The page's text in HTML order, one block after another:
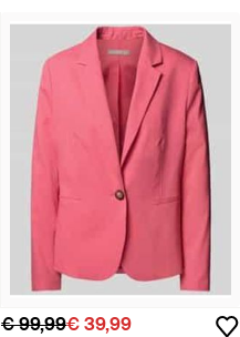
€ 99,99€ 39,99